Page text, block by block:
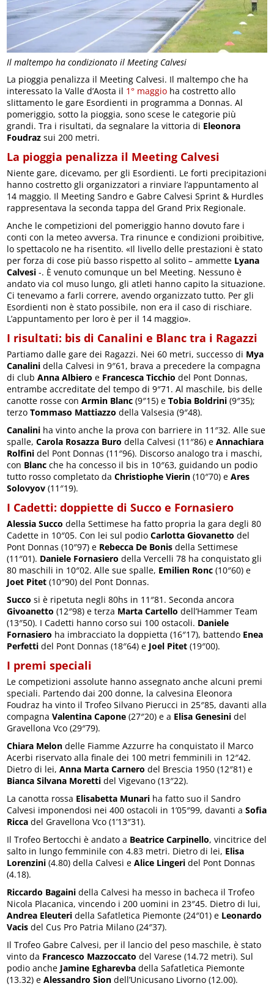
Il maltempo ha condizionato il Meeting Calvesi
La pioggia penalizza il Meeting Calvesi. Il maltempo che ha
interessato la Valle d’Aosta il 1° maggio ha costretto allo
slittamento le gare Esordienti in programma a Donnas. Al
pomeriggio, sotto la pioggia, sono scese le categorie più
grandi. Tra i risultati, da segnalare la vittoria di Eleonora
Foudraz sui 200 metri.
La pioggia penalizza il Meeting Calvesi
Niente gare, dicevamo, per gli Esordienti. Le forti precipitazioni
hanno costretto gli organizzatori a rinviare l’appuntamento al
14 maggio. Il Meeting Sandro e Gabre Calvesi Sprint & Hurdles
rappresentava la seconda tappa del Grand Prix Regionale.
Anche le competizioni del pomeriggio hanno dovuto fare i
conti con la meteo avversa. Tra rinunce e condizioni proibitive,
lo spettacolo ne ha risentito. «Il livello delle prestazioni è stato
per forza di cose più basso rispetto al solito – ammette Lyana
Calvesi -. È venuto comunque un bel Meeting. Nessuno è
andato via col muso lungo, gli atleti hanno capito la situazione.
Ci tenevamo a farli correre, avendo organizzato tutto. Per gli
Esordienti non è stato possibile, non era il caso di rischiare.
L’appuntamento per loro è per il 14 maggio».
I risultati: bis di Canalini e Blanc tra i Ragazzi
Partiamo dalle gare dei Ragazzi. Nei 60 metri, successo di Mya
Canalini della Calvesi in 9″61, brava a precedere la compagna
di clubAnna Albiero e Francesca Ticchio del Pont Donnas,
entrambe accreditate del tempo di 9″71. Al maschile, bis delle
canotte rosse conArmin Blanc (9″15) eTobia Boldrini (9″35);
terzoTommaso Mattiazzo della Valsesia (9″48).
Canalini ha vinto anche la prova con barriere in 11″32. Alle sue
spalle,Carola Rosazza Buro della Calvesi (11″86) eAnnachiara
Rolfini del Pont Donnas (11″96). Discorso analogo tra i maschi,
con Blanc che ha concesso il bis in 10″63, guidando un podio
tutto rosso completato daChristiophe Vierin (10″70) eAres
Solovyov (11″19).
I Cadetti: doppiette di Succo e Fornasiero
Alessia Succo della Settimese ha fatto propria la gara degli 80
Cadette in 10″05. Con lei sul podioCarlotta Giovanetto del
Pont Donnas (10″97) e Rebecca De Bonis della Settimese
(11″01). Daniele Fornasiero della Vercelli 78 ha conquistato gli
80 maschili in 10″02. Alle sue spalle, Emilien Ronc (10″60) e
Joet Pitet (10″90) del Pont Donnas.
Succo si è ripetuta negli 80hs in 11″81. Seconda ancora
Givoanetto (12″98) e terza Marta Cartello dell’Hammer Team
(13″50). I Cadetti hanno corso sui 100 ostacoli. Daniele
Fornasiero ha imbracciato la doppietta (16″17), battendo Enea
Perfetti del Pont Donnas (18″64) e Joel Pitet (19″00).
I premi speciali
Le competizioni assolute hanno assegnato anche alcuni premi
speciali. Partendo dai 200 donne, la calvesina Eleonora
Foudraz ha vinto il Trofeo Silvano Pierucci in 25″85, davanti alla
compagnaValentina Capone (27″20) e a Elisa Genesini del
Gravellona Vco (29″79).
Chiara Melon delle Fiamme Azzurre ha conquistato il Marco
Acerbi riservato alla finale dei 100 metri femminili in 12″42.
Dietro di lei,Anna Marta Carnero del Brescia 1950 (12″81) e
Bianca Silvana Moretti del Vigevano (13″22).
La canotta rossa Elisabetta Munari ha fatto suo il Sandro
Calvesi imponendosi nei 400 ostacoli in 1’05″99, davanti aSofia
Ricca del Gravellona Vco (1’13″31).
Il Trofeo Bertocchi è andato a Beatrice Carpinello, vincitrice del
salto in lungo femminile con 4.83 metri. Dietro di lei, Elisa
Lorenzini (4.80) della Calvesi eAlice Lingeri del Pont Donnas
(4.18).
Riccardo Bagaini della Calvesi ha messo in bacheca il Trofeo
Nicola Placanica, vincendo i 200 uomini in 23″45. Dietro di lui,
Andrea Eleuteri della Safatletica Piemonte (24″01) e Leonardo
Vacis del Cus Pro Patria Milano (24″37).
Il Trofeo Gabre Calvesi, per il lancio del peso maschile, è stato
vinto da Francesco Mazzoccato del Varese (14.72 metri). Sul
podio anche Jamine Egharevba della Safatletica Piemonte
(13.32) eAlessandro Sion dell’Unicusano Livorno (12.00).